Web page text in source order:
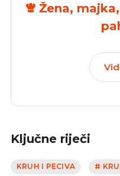
Žena,
Ključne riječi
KRUH I PECIVA #